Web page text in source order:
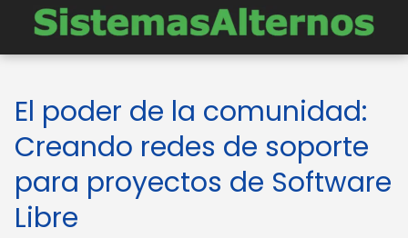
El poder de la comunidad:
Creando redes de soporte
para proyectos de Software
Libre